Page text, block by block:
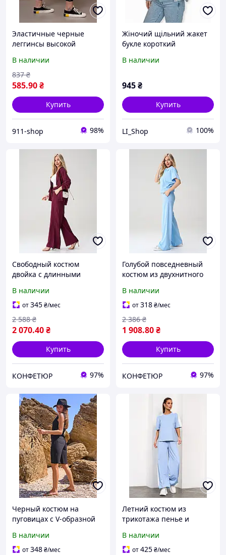
Эластичные черные
леггинсы высокой
эластичного трикотажа в
рубчик
В наличии
585.90₴
837 ₴
Купить
911-shop 98%
Жіночий щільний жакет
букле короткий
В наличии
945₴
Купить
LI_Shop 100%
Свободный костюм
двойка с длинными
возможностью
фиксировать подвороты
на пуговицах
В наличии
от345₴/мес
2 070.40₴
2 588 ₴
Купить
КОНФЕТЮР 97%
Голубой повседневный
костюм из двухнитного
свободными брюками на
резинке
В наличии
от318₴/мес
1 908.80₴
2 386 ₴
Купить
КОНФЕТЮР 97%
Черный костюм на
пуговицах с V-образной
спинке.
В наличии
от348₴/мес
Летний костюм из
трикотажа пенье и
лампасами
В наличии
от425₴/мес